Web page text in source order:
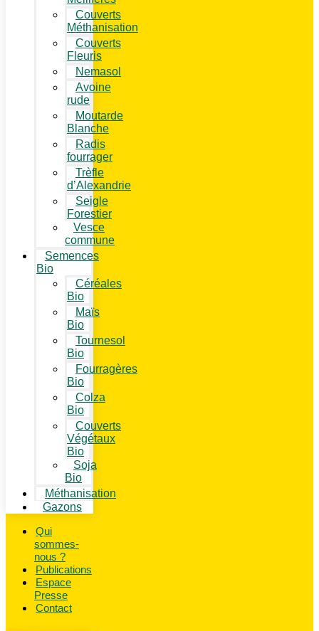
Couverts
Méthanisation
Couverts
Fleuris
Nemasol
Avoine
rude
Moutarde
Blanche
Radis
fourrager
Trèfle
d’Alexandrie
Seigle
Forestier
Vesce
commune
Semences
Bio
Céréales
Bio
Maïs
Bio
Tournesol
Bio
Fourragères
Bio
Colza
Bio
Couverts
Végétaux
Bio
Soja
Bio
Méthanisation
Gazons
Qui
sommes-
nous ?
Publications
Espace
Presse
Contact